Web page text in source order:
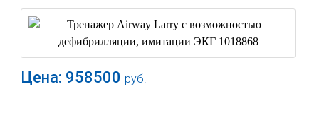
Цена: 958500 руб.